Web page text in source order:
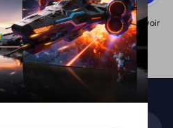
confidentialitéet consentez à recevoir
de Formovie.